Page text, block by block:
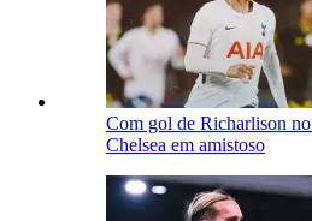
Com gol de Richarlison
Chelsea em amistoso